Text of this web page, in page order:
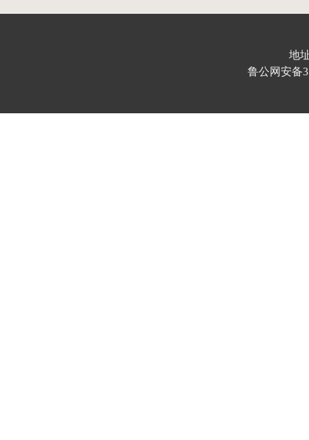
地
鲁公网安备